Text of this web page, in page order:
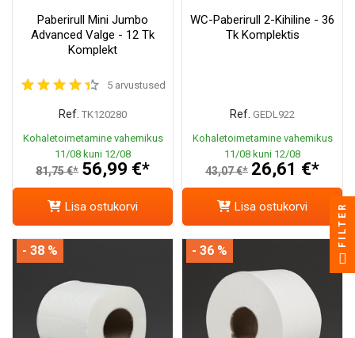
Paberirull Mini Jumbo
Advanced Valge - 12 Tk
Komplekt
5 arvustused
Ref. TK120280
Kohaletoimetamine vahemikus
11/08 kuni 12/08
81,75 €* 56,99 €*
Lisa ostukorvi
WC-Paberirull 2-Kihiline - 36
Tk Komplektis
Ref. GEDL922
Kohaletoimetamine vahemikus
11/08 kuni 12/08
43,07 €* 26,61 €*
Lisa ostukorvi
- 38 % - 36 %
FILTER